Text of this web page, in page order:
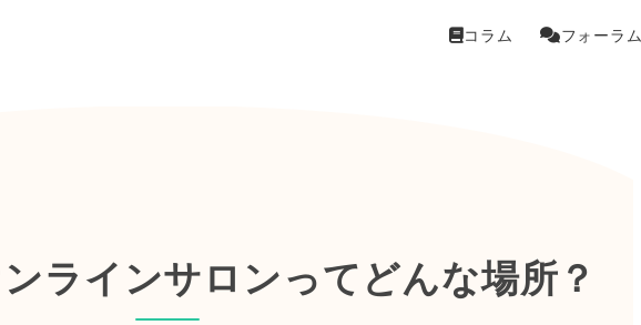
コラム フォーラム
ラインサロンってどんな場所？